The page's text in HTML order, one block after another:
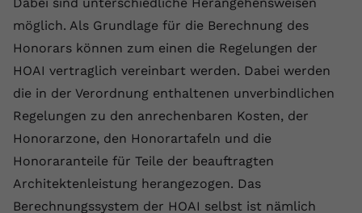
möglich. Als Grundlage für die Berechnung des
Honorars können zum einen die Regelungen der
HOAI vertraglich vereinbart werden. Dabei werden
die in der Verordnung enthaltenen unverbindlichen
Regelungen zu den anrechenbaren Kosten, der
Honorarzone, den Honorartafeln und die
Honoraranteile für Teile der beauftragten
Architektenleistung herangezogen. Das
Berechnungssystem der HOAI selbst ist nämlich
Name CONSENT
Anbieter youtube.com
Laufzeit 2 Jahre
YouTube setzt dieses Cookie über
eingebettete YouTube-Videos und
Name yt-remote-device-id